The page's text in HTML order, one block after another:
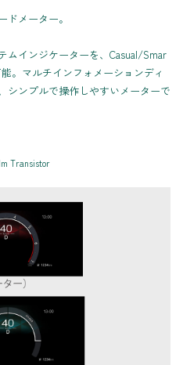
メーター。
ムインジケーターを、Casual/Smar
。マルチインフォメーションディ
シンプルで操作しやすいメーターで
Transistor